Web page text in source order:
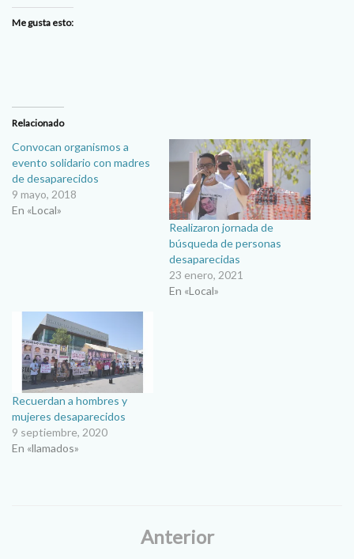
Me gusta esto:
Relacionado
Convocan organismos a
evento solidario con madres
de desaparecidos
9 mayo, 2018
En «Local»
Realizaron jornada de
búsqueda de personas
desaparecidas
23 enero, 2021
En «Local»
Recuerdan a hombres y
mujeres desaparecidos
9 septiembre, 2020
En «llamados»
Anterior